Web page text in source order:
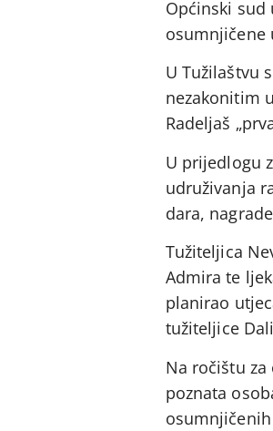
Općinski sud
osumnjičene
U Tužilaštvu
nezakonitim
Radeljaš
U prijedlogu
udruživanja
dara,
Tužiteljica
Admira te
planirao
tužiteljice
Na ročištu
poznata
osumnjičenih